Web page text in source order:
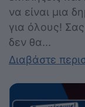
να είναι μια
για όλους!
δεν θα...
Διαβάστε